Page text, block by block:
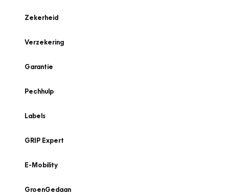
Zekerheid
Verzekering
Garantie
Pechhulp
Labels
GRIP Expert
E-Mobility
GroenGedaan